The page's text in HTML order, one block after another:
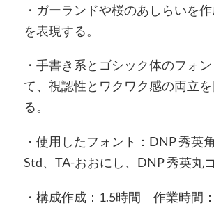
・ガーランドや桜のあしらいを
を表現する。
・手書き系とゴシック体のフォ
て、視認性とワクワク感の両立
る。
・使用したフォント：DNP 秀英
Std、TA-おおにし、DNP 秀英丸
・構成作成：1.5時間 作業時間